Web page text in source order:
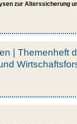
zur Alterssicherung
| Themenheft